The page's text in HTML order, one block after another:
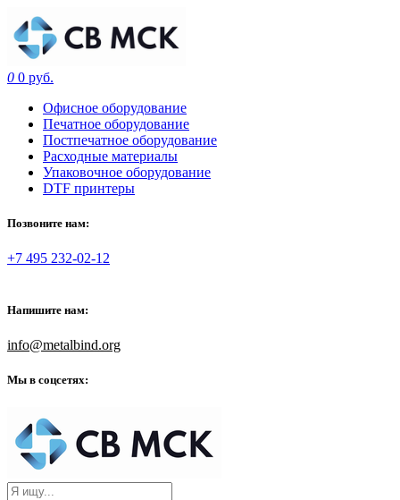
0 0 руб.
Офисное оборудование
Печатное оборудование
Постпечатное оборудование
Расходные материалы
Упаковочное оборудование
DTF принтеры
Позвоните нам:
+7 495 232-02-12
Напишите нам:
info@metalbind.org
Мы в соцсетях: